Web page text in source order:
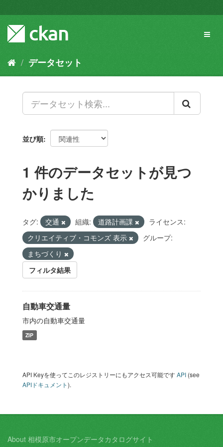
キ
容
データセット
並び順
1 件のデータセットが見つ
かりました
タグ: 交通 組織: 道路計画課
ライセンス:
クリエイティブ・コモンズ 表示
グループ:
まちづくり
フィルタ結果
自動車交通量
市内の自動車交通量
ZIP
API Keyを使ってこのレジストリーにもアクセス可能ですAPI (see
APIドキュメント).
About 相模原市オープンデータカタログサイト